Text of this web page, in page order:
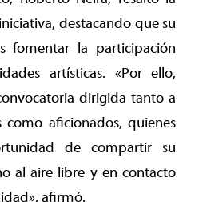
destacando que su
fomentar la participación
artísticas. «Por ello,
dirigida tanto a
como aficionados, quienes
de compartir su
al aire libre y en contacto
afirmó.